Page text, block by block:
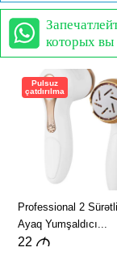
которых